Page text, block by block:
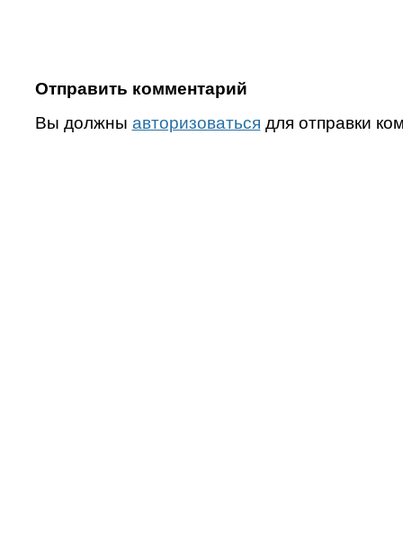
Отправить комментарий
Вы должны авторизоваться для отправки